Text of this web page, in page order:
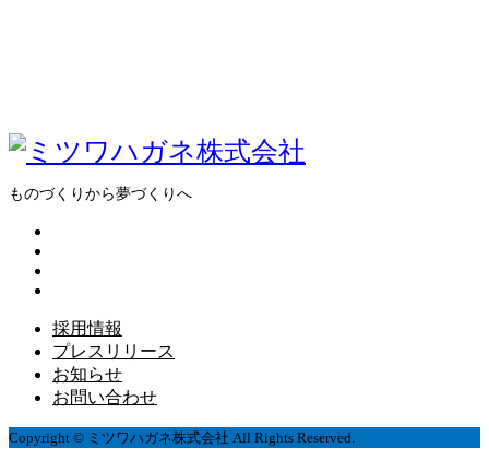
ものづくりから夢づくりへ
採用情報
プレスリリース
お知らせ
お問い合わせ
Copyright © ミツワハガネ株式会社 All Rights Reserved.